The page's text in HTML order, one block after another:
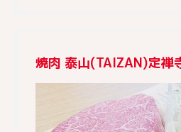
焼肉 泰山(TAIZAN)定禅